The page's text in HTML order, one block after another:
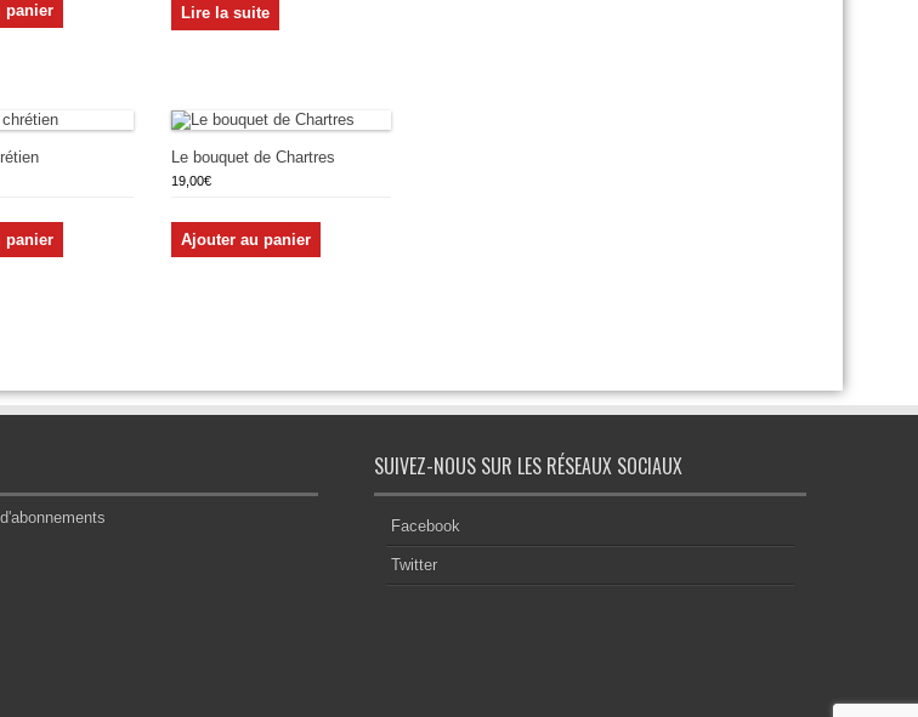
panier Lire la suite
panier
Le bouquet de Chartres
19,00€
Ajouter au panier
SUIVEZ-NOUS SUR LES RÉSEAUX SOCIAUX
Facebook
Twitter